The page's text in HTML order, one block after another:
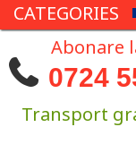
CATEGORIES
Abonare
0724
Transport